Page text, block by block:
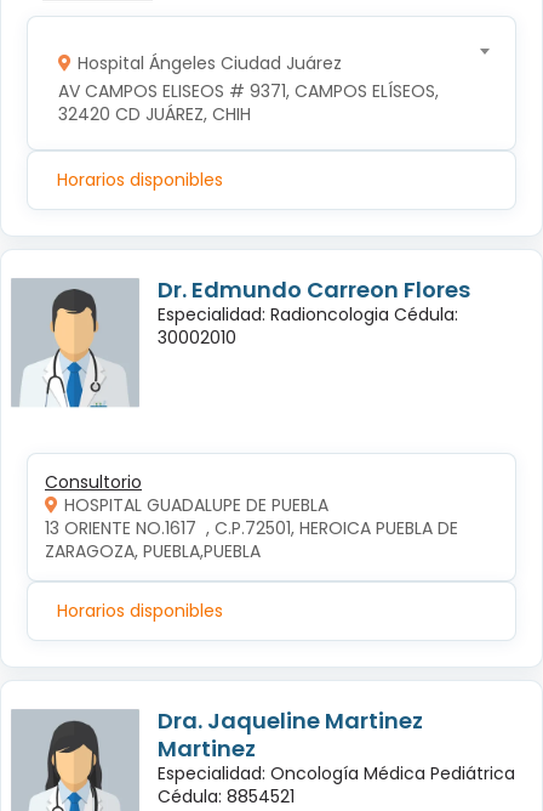
Hospital Ángeles Ciudad Juárez
AV CAMPOS ELISEOS # 9371, CAMPOS ELÍSEOS,
32420 CD JUÁREZ, CHIH
Horarios disponibles
Dr. Edmundo Carreon Flores
Especialidad: Radioncologia Cédula:
30002010
Consultorio
HOSPITAL GUADALUPE DE PUEBLA
13 ORIENTE NO.1617  , C.P.72501, HEROICA PUEBLA DE
ZARAGOZA, PUEBLA,PUEBLA
Horarios disponibles
Dra. Jaqueline Martinez
Martinez
Especialidad: Oncología Médica Pediátrica
Cédula: 8854521